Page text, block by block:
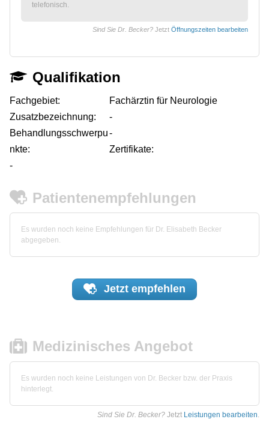
telefonisch.
Sind Sie Dr. Becker? Jetzt Öffnungszeiten bearbeiten
Qualifikation
Fachgebiet:
Fachärztin für Neurologie
Zusatzbezeichnung:
-
Behandlungsschwerpu
nkte:
-
Zertifikate:
-
Patientenempfehlungen
Es wurden noch keine Empfehlungen für Dr. Elisabeth Becker
abgegeben.
Jetzt empfehlen
Medizinisches Angebot
Es wurden noch keine Leistungen von Dr. Becker bzw. der Praxis
hinterlegt.
Sind Sie Dr. Becker? Jetzt Leistungen bearbeiten.